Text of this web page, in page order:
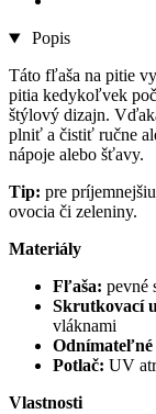
Popis
Táto fľaša na pitie
pitia kedykoľvek
štýlový dizajn.
plniť a čistiť ručne
nápoje alebo šťavy.
Tip: pre
ovocia či zeleniny.
Materiály
Fľaša: pevné
Skrutkovací
vláknami
Odnímateľné
Potlač: UV
Vlastnosti